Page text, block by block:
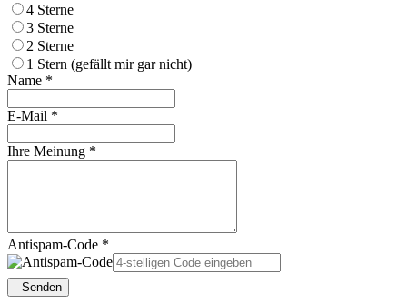
4 Sterne
3 Sterne
2 Sterne
1 Stern (gefällt mir gar nicht)
Name *
E-Mail *
Ihre Meinung *
Antispam-Code *
Senden